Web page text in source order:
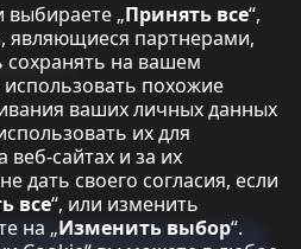
выбираете „Принять все“,
являющиеся партнерами,
на вашем
использовать похожие
ваших личных данных
их для
веб-сайтах и за их
дать своего согласия, если
все“, или изменить
на „Изменить выбор“.